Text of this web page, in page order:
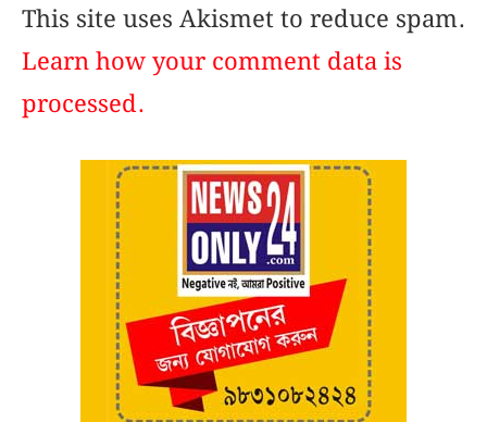
This site uses Akismet to reduce spam.
Learn how your comment data is
processed.